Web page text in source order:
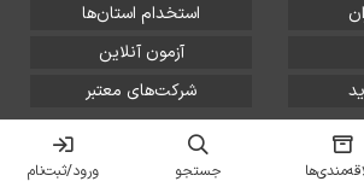
استخدام استان‌ها
آزمون آنلاین
شرکت‌های معتبر
این سایت برای آلتین سیستم محفوظ است و هر
از آن پیگرد قانونی دارد.
جستجو ورود/ثبت‌نام